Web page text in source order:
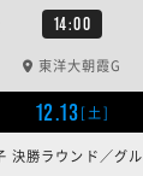
14:00
東洋大朝霞G
12.13[土]